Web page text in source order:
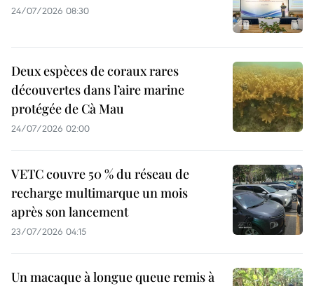
24/07/2026 08:30
Deux espèces de coraux rares
découvertes dans l’aire marine
protégée de Cà Mau
24/07/2026 02:00
VETC couvre 50 % du réseau de
recharge multimarque un mois
après son lancement
23/07/2026 04:15
Un macaque à longue queue remis à